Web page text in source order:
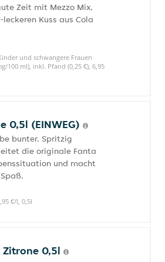
Zeit mit Mezzo Mix,
Kuss aus Cola
und schwangere Frauen
100 ml), inkl. Pfand (0,25 €), 6,95
0,5l (EINWEG)
bunter. Spritzig
die originale Fanta
und macht
€/l, 0,5l
Zitrone 0,5l